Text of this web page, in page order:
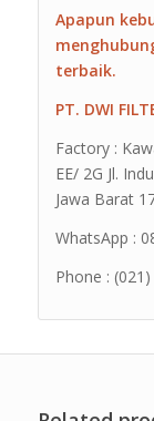
Apapun
terbaik.
PT. DWI
Factory :
EE/ 2G Jl.
Jawa Barat
WhatsApp :
Phone :